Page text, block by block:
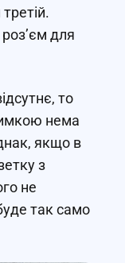
роз’єм для
то
нема
якщо в
з
не
так само